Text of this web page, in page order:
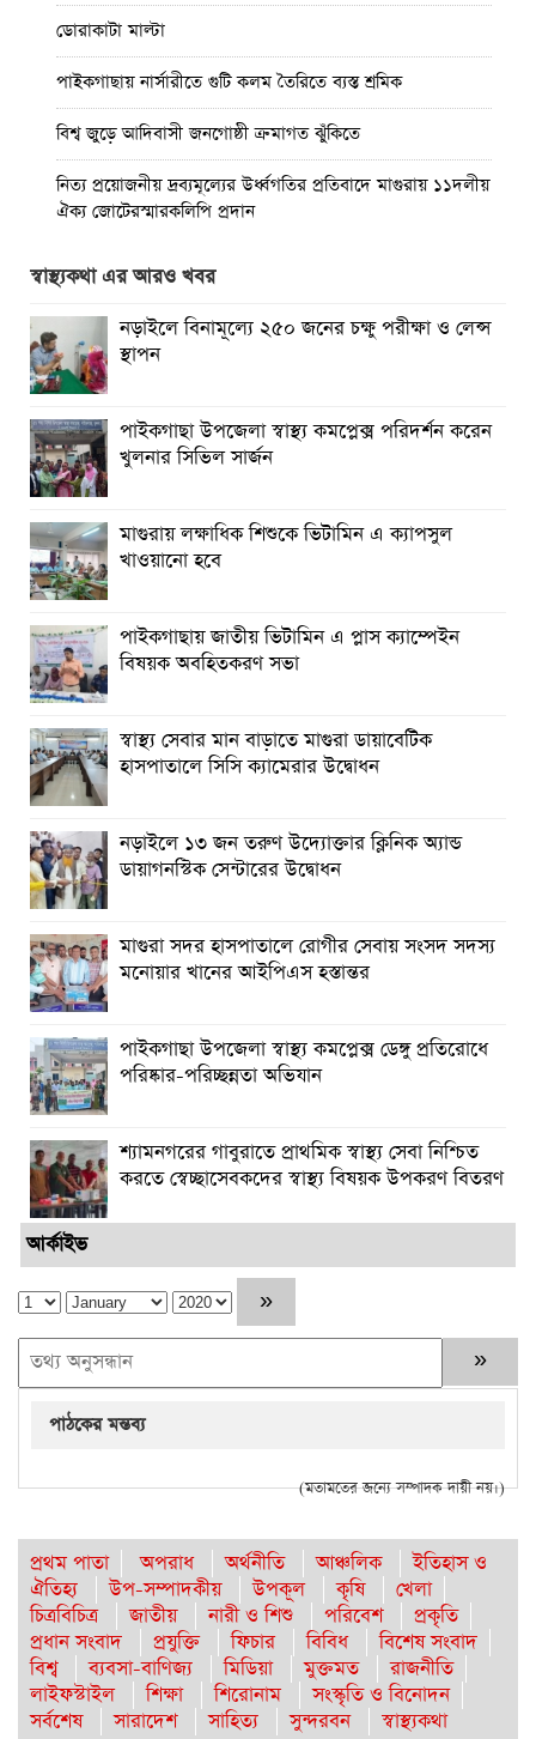
ডোরাকাটা মাল্টা
পাইকগাছায় নার্সারীতে গুটি কলম তৈরিতে ব্যস্ত শ্রমিক
বিশ্ব জুড়ে আদিবাসী জনগোষ্ঠী ক্রমাগত ঝুঁকিতে
নিত্য প্রয়োজনীয় দ্রব্যমূল্যের উর্ধ্বগতির প্রতিবাদে মাগুরায় ১১দলীয়
ঐক্য জোটেরস্মারকলিপি প্রদান
মাগুরায় সাকিব আল হাসানের বাড়িতে ভাঙচুর, পেট্রোল নিক্ষেপ ও
অগ্নিসংযোগ
পাইকগাছায় শিক্ষার্থী ও গরীব-দুস্থদের মাঝে সাইকেল-ভ্যান ও
সেলাই মেশিন বিতরণ
পাইকগাছায় জুলাই উদযাপন উপলক্ষে বিএনপির আনন্দ মিছিল ও
সমাবেশ
স্বাস্থ্যকথা এর আরও খবর
নড়াইলে বিনামূল্যে ২৫০ জনের চক্ষু পরীক্ষা ও লেন্স
স্থাপন
পাইকগাছা উপজেলা স্বাস্থ্য কমপ্লেক্স পরিদর্শন করেন
খুলনার সিভিল সার্জন
মাগুরায় লক্ষাধিক শিশুকে ভিটামিন এ ক্যাপসুল
খাওয়ানো হবে
পাইকগাছায় জাতীয় ভিটামিন এ প্লাস ক্যাম্পেইন
বিষয়ক অবহিতকরণ সভা
স্বাস্থ্য সেবার মান বাড়াতে মাগুরা ডায়াবেটিক
হাসপাতালে সিসি ক্যামেরার উদ্বোধন
নড়াইলে ১৩ জন তরুণ উদ্যোক্তার ক্লিনিক অ্যান্ড
ডায়াগনস্টিক সেন্টারের উদ্বোধন
মাগুরা সদর হাসপাতালে রোগীর সেবায় সংসদ সদস্য
মনোয়ার খানের আইপিএস হস্তান্তর
পাইকগাছা উপজেলা স্বাস্থ্য কমপ্লেক্স ডেঙ্গু প্রতিরোধে
পরিষ্কার-পরিচ্ছন্নতা অভিযান
শ্যামনগরের গাবুরাতে প্রাথমিক স্বাস্থ্য সেবা নিশ্চিত
করতে স্বেচ্ছাসেবকদের স্বাস্থ্য বিষয়ক উপকরণ বিতরণ
আর্কাইভ
পাঠকের মন্তব্য
(মতামতের জন্যে সম্পাদক দায়ী নয়।)
প্রথম পাতা অপরাধ অর্থনীতি আঞ্চলিক
ইতিহাস ও
ঐতিহ্য
উপ-সম্পাদকীয় উপকূল কৃষি
খেলা
চিত্রবিচিত্র
জাতীয় নারী ও শিশু পরিবেশ
প্রকৃতি
প্রধান সংবাদ
প্রযুক্তি ফিচার বিবিধ
বিশেষ সংবাদ
বিশ্ব
ব্যবসা-বাণিজ্য মিডিয়া মুক্তমত
রাজনীতি
লাইফস্টাইল
শিক্ষা শিরোনাম
সংস্কৃতি ও বিনোদন
সর্বশেষ
সারাদেশ সাহিত্য সুন্দরবন স্বাস্থ্যকথা